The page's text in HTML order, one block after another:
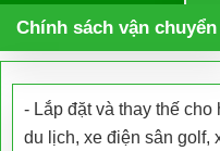
Chính sách vận chuyển
- Lắp đặt và thay thế cho
du lịch, xe điện sân golf,